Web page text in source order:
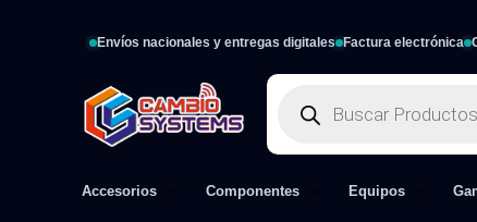
Envíos nacionales y entregas digitales Factura electrónica
Accesorios Componentes Equipos